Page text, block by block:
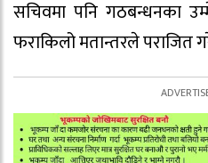
सचिवमा पनि गठबन्धनका
फराकिलो मतान्तरले पराजित